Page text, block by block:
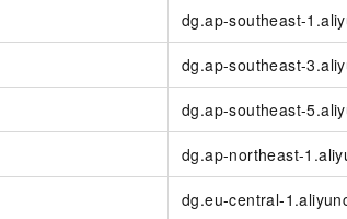
dg.ap-southeast-
dg.ap-southeast-
dg.ap-southeast-
dg.ap-northeast-
dg.eu-central-